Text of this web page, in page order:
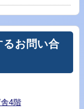
るお問い合
4階